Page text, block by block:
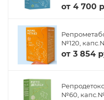
от 4 700
№120,
от 3 854
№60,